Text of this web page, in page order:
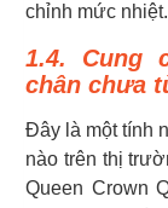
chỉnh mức nhiệt.
1.4. Cung
chân chưa
Đây là một tính
nào trên thị
Queen Crown